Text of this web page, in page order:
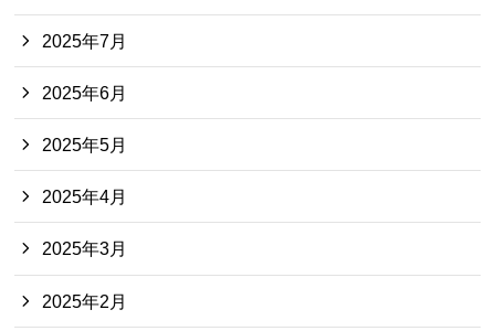
2025年7月
2025年6月
2025年5月
2025年4月
2025年3月
2025年2月